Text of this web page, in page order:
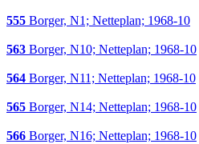
555 Borger, N1; Netteplan; 1968-10
563 Borger, N10; Netteplan; 1968-10
564 Borger, N11; Netteplan; 1968-10
565 Borger, N14; Netteplan; 1968-10
566 Borger, N16; Netteplan; 1968-10